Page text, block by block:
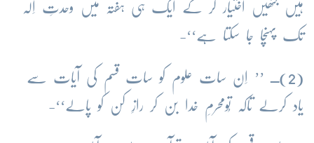
ہیں جنھیں اختیار کر کے ایک ہی ہفتہ میں وحدتِ اِلٰہ
تک پہنچا جا سکتا ہے‘‘-
(2)ــ ’’ اِن سات علوم کو سات قسم کی آیات سے
یاد کرلے تاکہ تُومحرمِ خدا بن کر رازِ کن کو پالے‘‘-